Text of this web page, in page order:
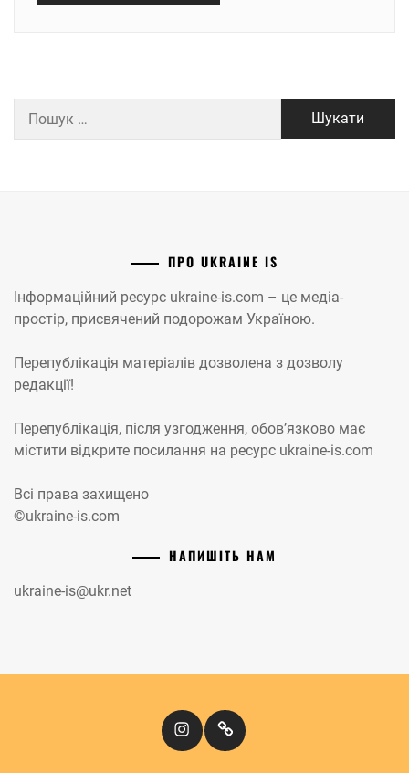
ПРО UKRAINE IS
Інформаційний ресурс ukraine-is.com – це медіа-
простір, присвячений подорожам Україною.
Перепублікація матеріалів дозволена з дозволу
редакції!
Перепублікація, після узгодження, обов’язково має
містити відкрите посилання на ресурс ukraine-is.com
Всі права захищено
©ukraine-is.com
НАПИШІТЬ НАМ
ukraine-is@ukr.net
InstagramКіномандри